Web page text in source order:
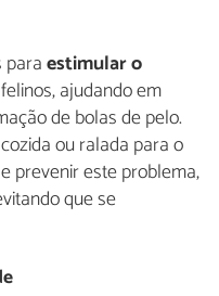
paraestimular o
ajudando em
de bolas de pelo.
ou ralada para o
prevenir este problema,
que se